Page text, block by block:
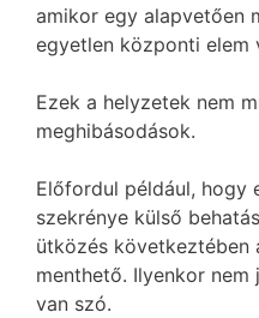
amikor egy alapvetően
egyetlen központi elem
Ezek a helyzetek nem
meghibásodások.
Előfordul például, hogy
szekrénye külső
ütközés következtében
menthető. Ilyenkor
van szó.